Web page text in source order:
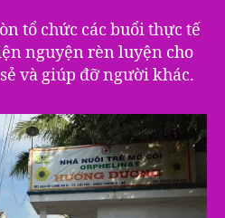
tổ chức các buổi thực tế
nguyện rèn luyện cho
và giúp đỡ người khác.